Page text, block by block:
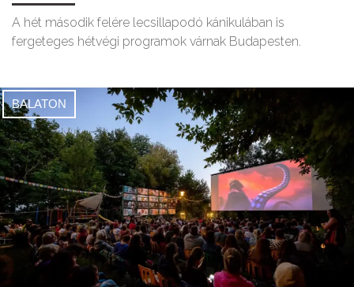
A hét második felére lecsillapodó kánikulában is
fergeteges hétvégi programok várnak Budapesten.
BALATON